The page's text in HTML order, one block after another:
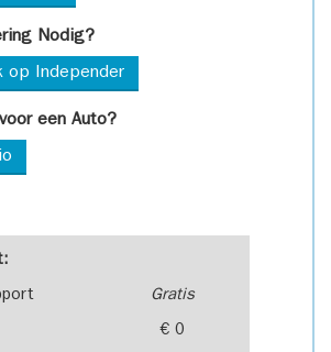
Gratis
€ 0
Nodig?
op Independer
een Auto?